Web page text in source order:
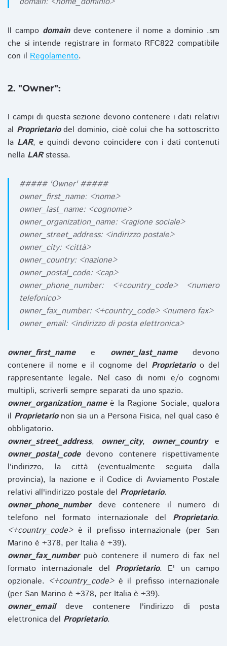
Il campo domaindeve contenere il nome a dominio .sm
che si intende registrare in formato RFC822 compatibile
con il Regolamento.
2. "Owner":
I campi di questa sezione devono contenere i dati relativi
al Proprietariodel dominio, cioè colui che ha sottoscritto
la LAR, e quindi devono coincidere con i dati contenuti
nella LARstessa.
##### 'Owner' #####
owner_first_name: <nome>
owner_last_name: <cognome>
owner_organization_name: <ragione sociale>
owner_street_address: <indirizzo postale>
owner_city: <città>
owner_country: <nazione>
owner_postal_code: <cap>
owner_phone_number: <+country_code> <numero
telefonico>
owner_fax_number: <+country_code> <numero fax>
owner_email: <indirizzo di posta elettronica>
owner_first_namee owner_last_namedevono
contenere il nome e il cognome del Proprietarioo del
rappresentante legale. Nel caso di nomi e/o cognomi
multipli, scriverli sempre separati da uno spazio.
owner_organization_nameè la Ragione Sociale, qualora
il Proprietarionon sia un a Persona Fisica, nel qual caso è
obbligatorio.
owner_street_address, owner_city, owner_countrye
owner_postal_codedevono contenere rispettivamente
l'indirizzo, la città (eventualmente seguita dalla
provincia), la nazione e il Codice di Avviamento Postale
relativi all'indirizzo postale del Proprietario.
owner_phone_numberdeve contenere il numero di
telefono nel formato internazionale del Proprietario.
<+country_code>è il prefisso internazionale (per San
Marino è +378, per Italia è +39).
owner_fax_numberpuò contenere il numero di fax nel
formato internazionale del Proprietario. E' un campo
opzionale. <+country_code>è il prefisso internazionale
(per San Marino è +378, per Italia è +39).
owner_emaildeve contenere l'indirizzo di posta
elettronica del Proprietario.